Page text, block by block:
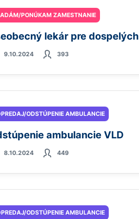
PONÚKAM ZAMESTNANIE
lekár pre dospelých
9.10.2024 393
ODSTÚPENIE AMBULANCIE
ambulancie VLD
8.10.2024 449
ODSTÚPENIE AMBULANCIE